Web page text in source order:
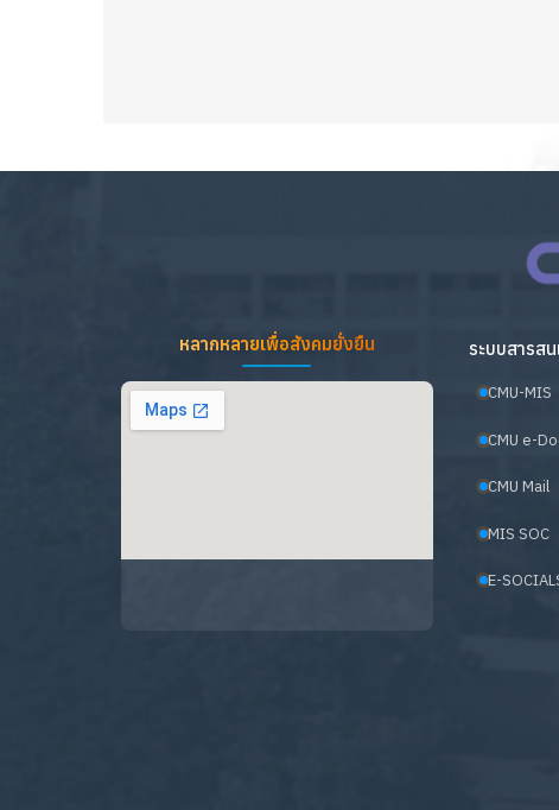
หลากหลายเพื่อสังคมยั่งยืน ระบบสารส
CMU-MIS
CMU e-
CMU Mail
MIS SOC
E-